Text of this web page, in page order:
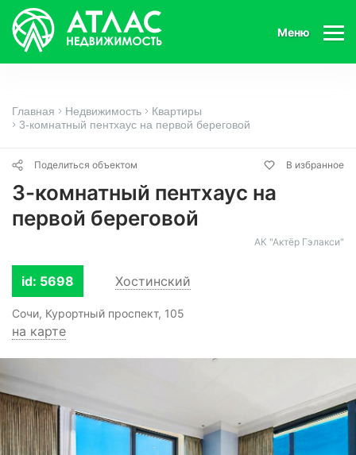
Меню
Главная Недвижимость
Квартиры
3-комнатный пентхаус на первой береговой
Поделиться объектом В избранное
3-комнатный пентхаус на
первой береговой
АК "Актёр Гэлакси"
id: 5698 Хостинский
Сочи, Курортный проспект, 105
на карте